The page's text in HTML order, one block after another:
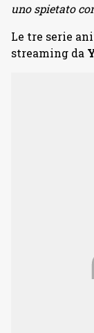
uno spietato
Le tre serie
streaming da